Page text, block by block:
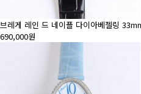
브레게 레인 드 네이플 다이아베젤링
690,000원